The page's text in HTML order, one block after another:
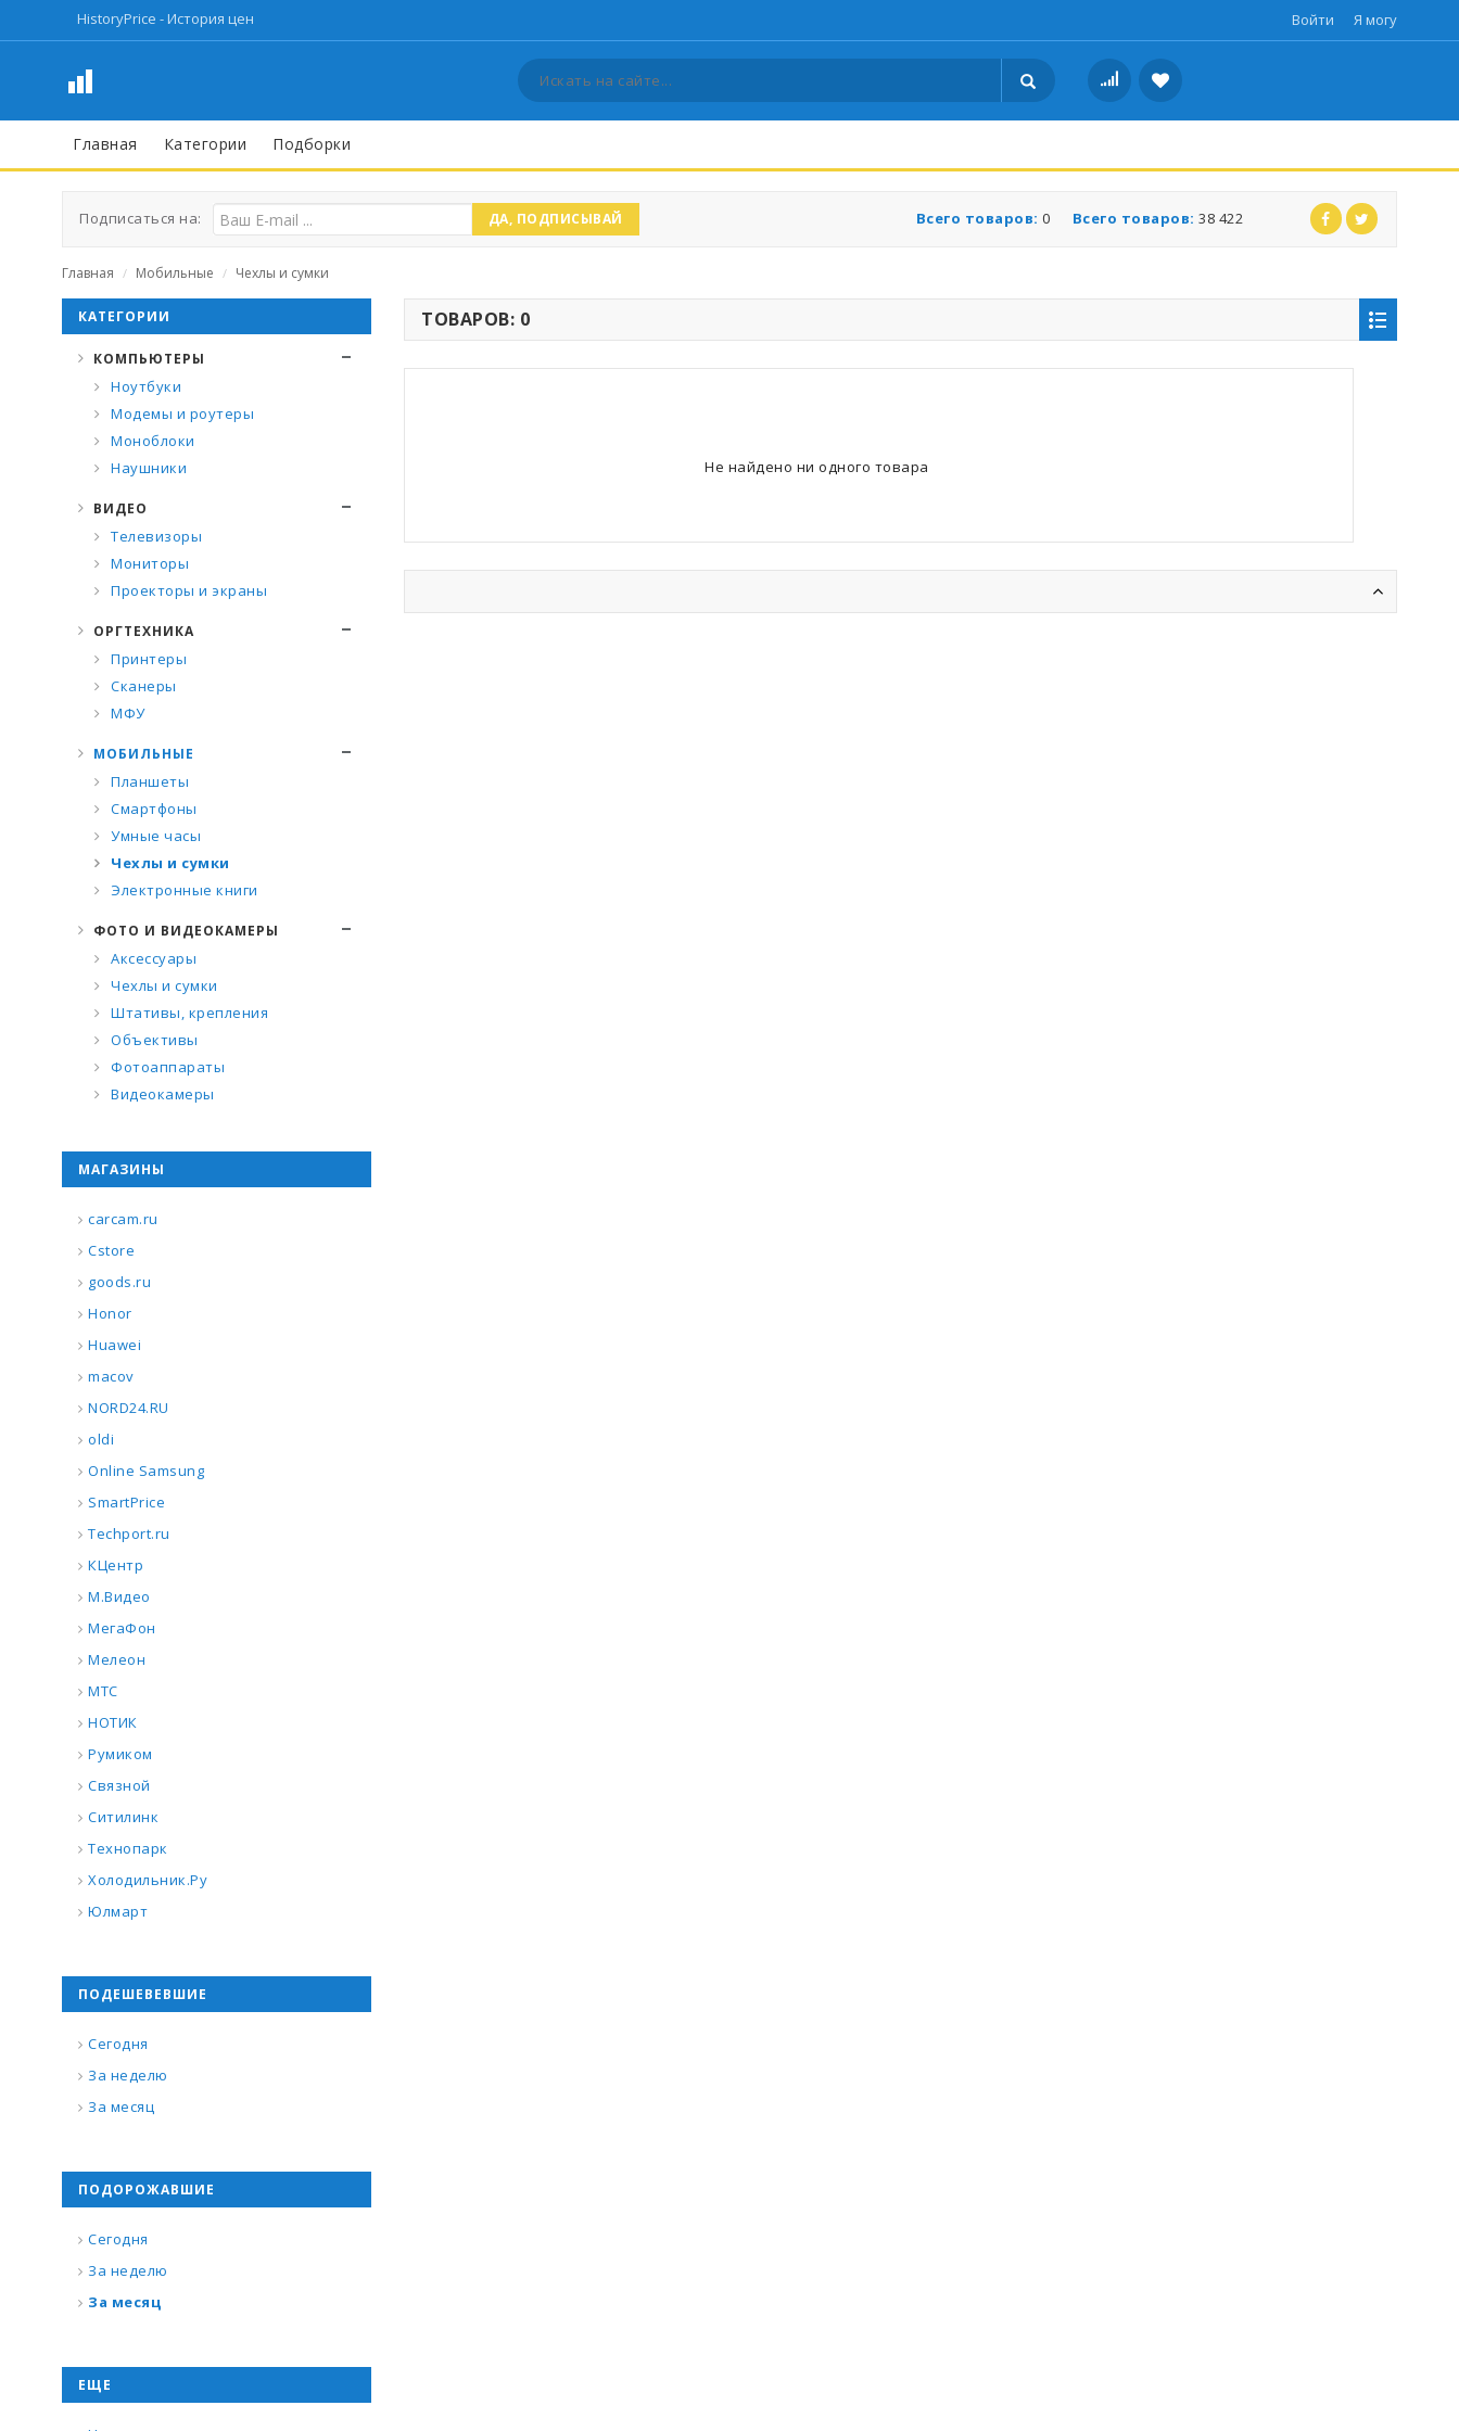
HistoryPrice - История цен Войти Я могу
Главная Категории Подборки
Подписаться на: ДА, ПОДПИСЫВАЙ Всего товаров: 38 422
Всего товаров: 0
Главная / Мобильные / Чехлы и сумки
ТОВАРОВ: 0
Не найдено ни одного товара
КАТЕГОРИИ
КОМПЬЮТЕРЫ
Ноутбуки
Модемы и роутеры
Моноблоки
Наушники
ВИДЕО
Телевизоры
Мониторы
Проекторы и экраны
ОРГТЕХНИКА
Принтеры
Сканеры
МФУ
МОБИЛЬНЫЕ
Планшеты
Смартфоны
Умные часы
Чехлы и сумки
Электронные книги
ФОТО И ВИДЕОКАМЕРЫ
Аксессуары
Чехлы и сумки
Штативы, крепления
Объективы
Фотоаппараты
Видеокамеры
МАГАЗИНЫ
carcam.ru
Cstore
goods.ru
Honor
Huawei
macov
NORD24.RU
oldi
Online Samsung
SmartPrice
Techport.ru
КЦентр
М.Видео
МегаФон
Мелеон
МТС
НОТИК
Румиком
Связной
Ситилинк
Технопарк
Холодильник.Ру
Юлмарт
ПОДЕШЕВЕВШИЕ
Сегодня
За неделю
За месяц
ПОДОРОЖАВШИЕ
Сегодня
За неделю
За месяц
ЕЩЕ